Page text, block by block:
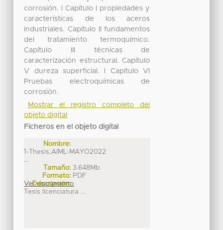
corrosión. l Capítulo I propiedades y
características de los aceros
industriales. Capítulo II fundamentos
del tratamiento termoquímico.
Capítulo III técnicas de
caracterización estructural. Capítulo
V dureza superficial. l Capítulo VI
Pruebas electroquímicas de
corrosión.
Mostrar el registro completo del
objeto digital
Ficheros en el objeto digital
Nombre:
1-Thesis,AIML-MAYO2022
...
Tamaño: 3.648Mb
Formato: PDF
Descripción:
Tesis licenciatura ...
Ver documento